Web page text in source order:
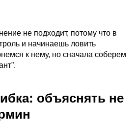
не подходит, потому что в
и начинаешь ловить
к нему, но сначала соберем
объяснять не